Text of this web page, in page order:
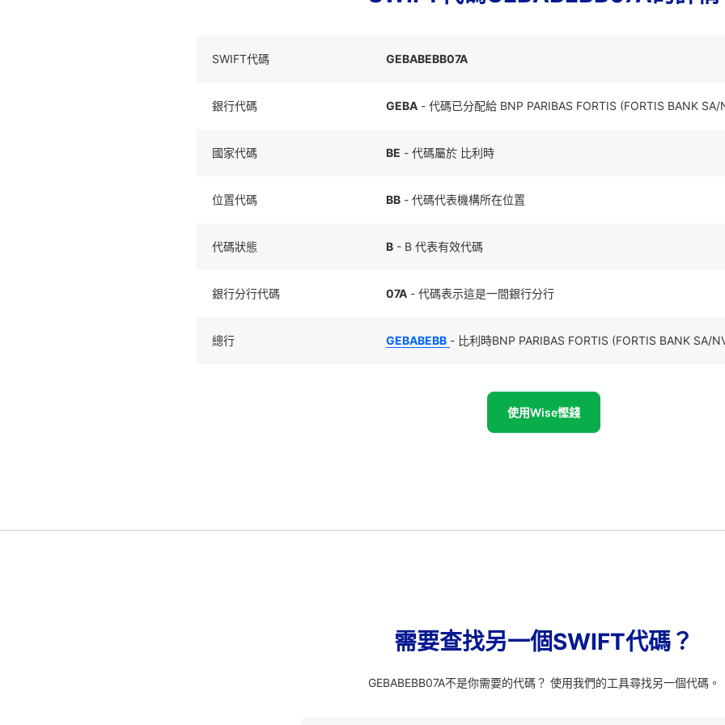
SWIFT代碼 GEBABEBB07A
銀行代碼 GEBA - 代碼已分配給 BNP PARIBAS FORTIS (FORTIS BANK SA/
國家代碼 BE - 代碼屬於 比利時
位置代碼 BB - 代碼代表機構所在位置
代碼狀態 B - B 代表有效代碼
銀行分行代碼 07A - 代碼表示這是一間銀行分行
總行 GEBABEBB - 比利時BNP PARIBAS FORTIS (FORTIS BANK SA/
使用Wise慳錢
需要查找另一個SWIFT代碼？
GEBABEBB07A不是你需要的代碼？ 使用我們的工具尋找另一個代碼。